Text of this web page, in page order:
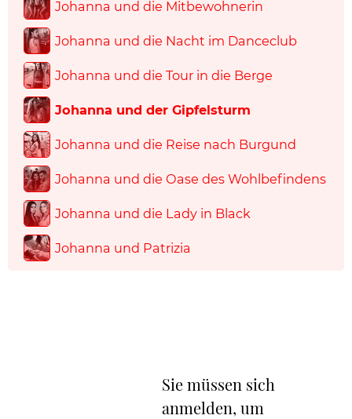
Johanna und die Mitbewohnerin
Johanna und die Nacht im Danceclub
Johanna und die Tour in die Berge
Johanna und der Gipfelsturm
Johanna und die Reise nach Burgund
Johanna und die Oase des Wohlbefindens
Johanna und die Lady in Black
Johanna und Patrizia
Sie müssen sich
anmelden, um